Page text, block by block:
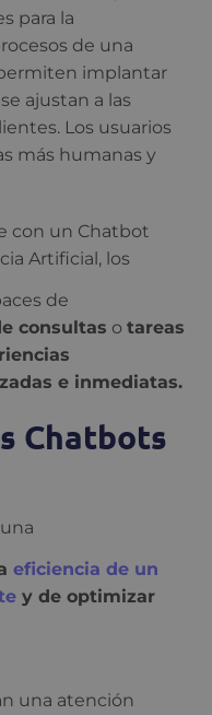
para la
de una
implantar
ajustan a las
Los usuarios
más humanas y
con un Chatbot
Artificial, los
de
consultas o tareas
e inmediatas.
Chatbots
eficiencia de un
y de optimizar
una atención